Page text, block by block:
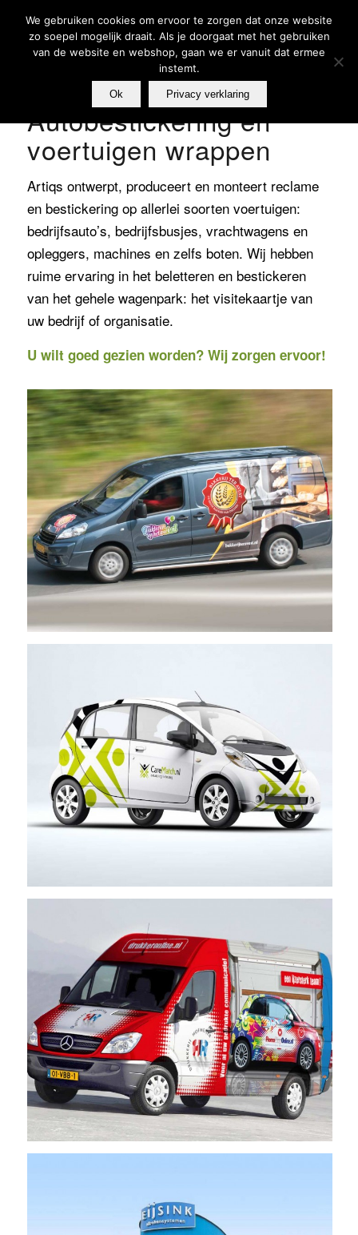
Autobestickering en
voertuigen wrappen
Artiqs ontwerpt, produceert en monteert reclame
en bestickering op allerlei soorten voertuigen:
bedrijfsauto’s, bedrijfsbusjes, vrachtwagens en
opleggers, machines en zelfs boten. Wij hebben
ruime ervaring in het beletteren en bestickeren
van het gehele wagenpark: het visitekaartje van
uw bedrijf of organisatie.
U wilt goed gezien worden? Wij zorgen ervoor!
We gebruiken cookies om ervoor te zorgen dat onze website
zo soepel mogelijk draait. Als je doorgaat met het gebruiken
van de website en webshop, gaan we er vanuit dat ermee
instemt.
Ok Privacy verklaring